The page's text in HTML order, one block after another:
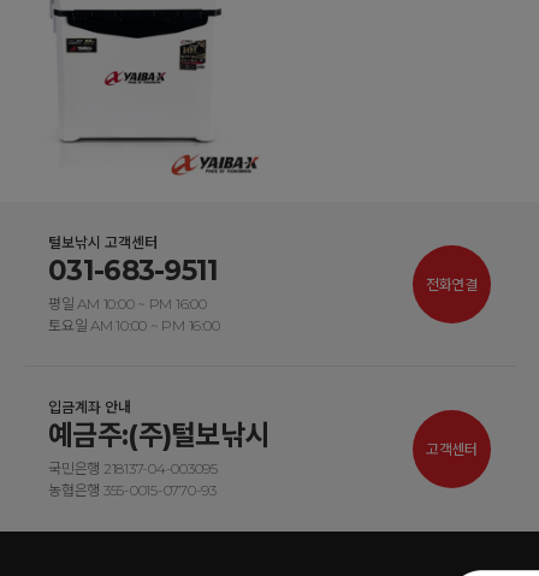
털보낚시 고객센터
031-683-9511
평일 AM 10:00 ~ PM 16:00
토요일 AM 10:00 ~ PM 16:00
전화연결
입금계좌 안내
예금주:(주)털보낚시
국민은행 218137-04-003095
농협은행 355-0015-0770-93
고객센터